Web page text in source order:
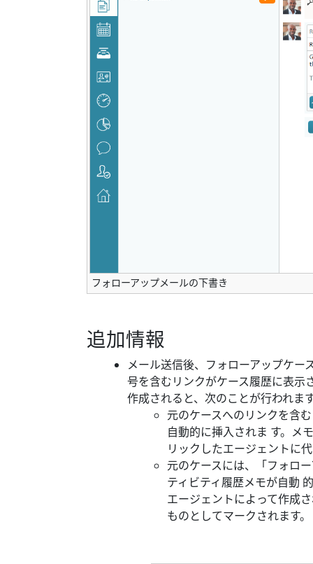
フォローアップメールの下書き
追加情報
メール送信後、フォローアップケー
号を含むリンクがケース履歴に表示
作成されると、次のことが行われま
元のケースへのリンクを含
自動的に挿入されま す。メ
リックしたエージェントに
元のケースには、「フォロ
ティビティ履歴メモが自動
エージェントによって作成
ものとしてマークされます。